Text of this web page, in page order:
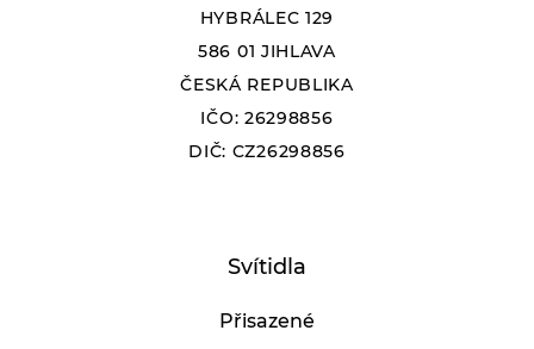
HYBRÁLEC 129
586 01 JIHLAVA
ČESKÁ REPUBLIKA
IČO: 26298856
DIČ: CZ26298856
Svítidla
Přisazené